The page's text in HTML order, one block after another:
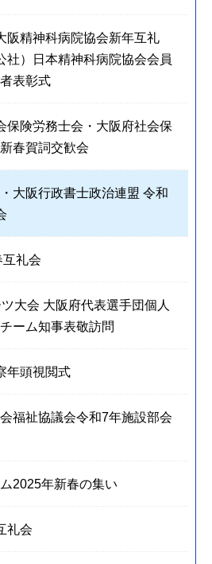
阪精神科病院協会新年互礼
社）日本精神科病院協会会員
表彰式
保険労務士会・大阪府社会保
春賀詞交歓会
大阪行政書士政治連盟 令和
礼会
大会 大阪府代表選手団個人
ーム知事表敬訪問
年頭視閲式
福祉協議会令和7年施設部会
2025年新春の集い
礼会